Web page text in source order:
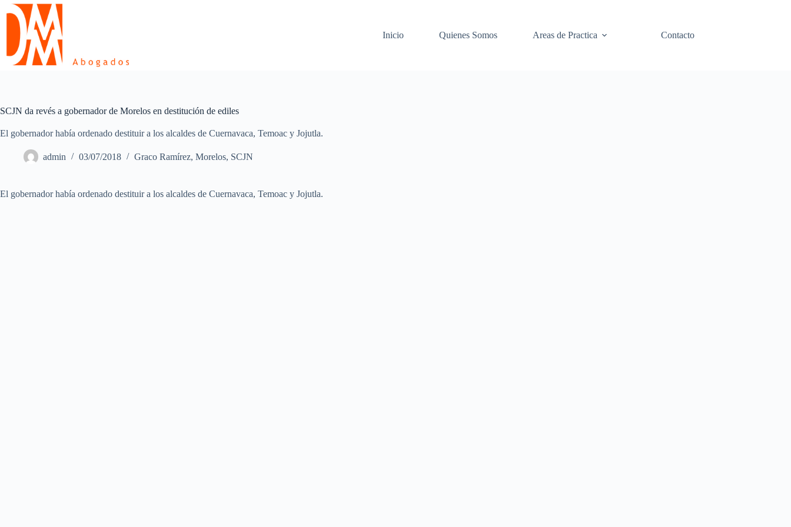
Skip
content
Inicio
Quienes Somos Areas de Practica Contacto
SCJN da revés a gobernador de Morelos en destitución de ediles
El gobernador había ordenado destituir a los alcaldes de Cuernavaca, Temoac y Jojutla.
admin 03/07/2018 Graco Ramírez, Morelos, SCJN
El gobernador había ordenado destituir a los alcaldes de Cuernavaca, Temoac y Jojutla.